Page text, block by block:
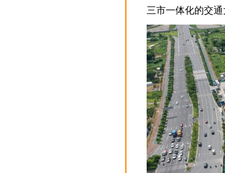
三市一体化的交